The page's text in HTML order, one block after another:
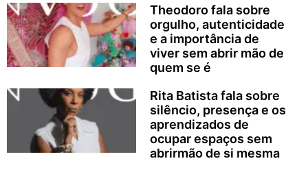
Theodoro fala sobre
orgulho, autenticidade
e a importância de
viver sem abrir mão de
quem se é
Rita Batista fala sobre
silêncio, presença e os
aprendizados de
ocupar espaços sem
abrirmão de si mesma